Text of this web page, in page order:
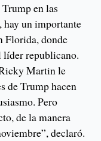
en las
hay un importante
Florida, donde
republicano.
Martin le
de Trump hacen
Pero
de la manera
declaró.